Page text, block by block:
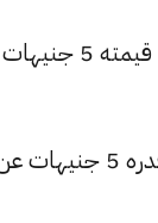
وانخفض سعر عيار 18 ليصل إلى 6125 جنيهًا للبيع و6080 جنيهًا
كما تراجع سعر عيار 14 ليسجل 4765 جنيهًا للبيع و4730 جنيهًا للشراء، بتراجع قدره 5